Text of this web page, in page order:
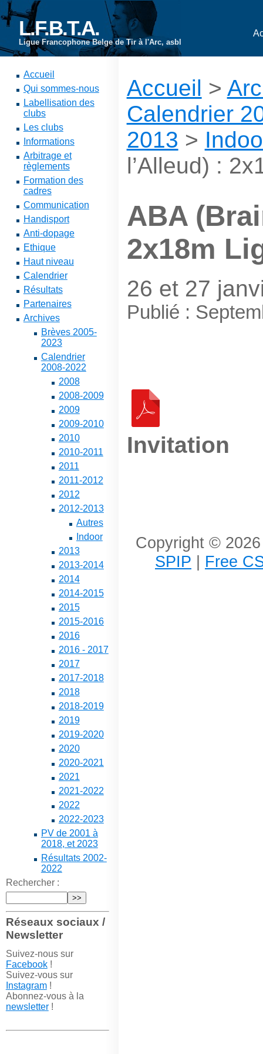
L.F.B.T.A.
Ligue Francophone Belge de Tir à l'Arc, asbl
Accueil
Qui sommes-nous
Labellisation des
clubs
Les clubs
Informations
Arbitrage et
règlements
Formation des
cadres
Communication
Handisport
Anti-dopage
Ethique
Haut niveau
Calendrier
Résultats
Partenaires
Archives
Brèves 2005-
2023
Calendrier
2008-2022
2008
2008-2009
2009
2009-2010
2010
2010-2011
2011
2011-2012
2012
2012-2013
Autres
Indoor
2013
2013-2014
2014
2014-2015
2015
2015-2016
2016
2016 - 2017
2017
2017-2018
2018
2018-2019
2019
2019-2020
2020
2020-2021
2021
2021-2022
2022
2022-2023
PV de 2001 à
2018, et 2023
Résultats 2002-
2022
Rechercher :
Réseaux sociaux /
Newsletter
Suivez-nous sur
Facebook!
Suivez-vous sur
Instagram!
Abonnez-vous à la
newsletter!
Accueil >
Calendrier
2013 >
l’Alleud) :
ABA
2x18m
26 et 27
Publié :
Invitation
Copyright ©
SPIP | Free